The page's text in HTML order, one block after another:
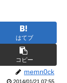
はてブ
コピー
memn0ck
2014/01/21 07:55